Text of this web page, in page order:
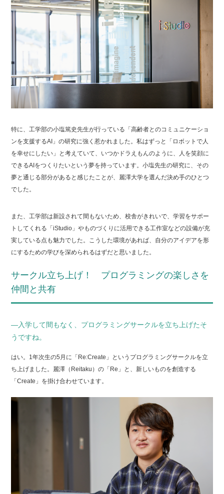
特に、工学部の小塩篤史先生が行っている「高齢者とのコミュニケーショ
ンを支援するAI」の研究に強く惹かれました。私はずっと「ロボットで人
を幸せにしたい」と考えていて、いつかドラえもんのように、人を笑顔に
できるAIをつくりたいという夢を持っています。小塩先生の研究に、その
夢と通じる部分があると感じたことが、麗澤大学を選んだ決め手のひとつ
でした。
また、工学部は新設されて間もないため、校舎がきれいで、学習をサポー
トしてくれる「iStudio」やものづくりに活用できる工作室などの設備が充
実している点も魅力でした。こうした環境があれば、自分のアイデアを形
にするための学びを深められるはずだと思いました。
サークル立ち上げ！ プログラミングの楽しさを
仲間と共有
―入学して間もなく、プログラミングサークルを立ち上げたそ
うですね。
はい。1年次生の5月に「Re:Create」というプログラミングサークルを立
ち上げました。麗澤（Reitaku）の「Re」と、新しいものを創造する
「Create」を掛け合わせています。